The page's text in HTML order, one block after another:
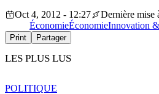
Oct 4, 2012 - 12:27
Dernière mise
ÉconomieÉconomieInnovation
Print Partager
LES PLUS LUS
POLITIQUE